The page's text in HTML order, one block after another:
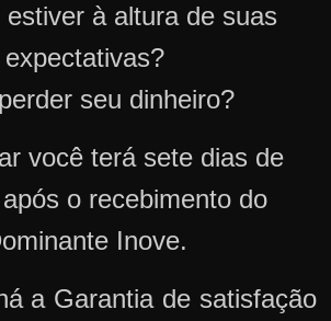
à altura de suas
expectativas?
seu dinheiro?
você terá sete dias de
o recebimento do
Inove.
a Garantia de satisfação